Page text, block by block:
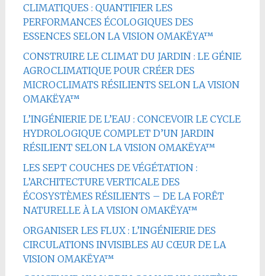
CLIMATIQUES : QUANTIFIER LES
PERFORMANCES ÉCOLOGIQUES DES
ESSENCES SELON LA VISION OMAKËYA™
CONSTRUIRE LE CLIMAT DU JARDIN : LE GÉNIE
AGROCLIMATIQUE POUR CRÉER DES
MICROCLIMATS RÉSILIENTS SELON LA VISION
OMAKËYA™
L’INGÉNIERIE DE L’EAU : CONCEVOIR LE CYCLE
HYDROLOGIQUE COMPLET D’UN JARDIN
RÉSILIENT SELON LA VISION OMAKËYA™
LES SEPT COUCHES DE VÉGÉTATION :
L’ARCHITECTURE VERTICALE DES
ÉCOSYSTÈMES RÉSILIENTS – DE LA FORÊT
NATURELLE À LA VISION OMAKËYA™
ORGANISER LES FLUX : L’INGÉNIERIE DES
CIRCULATIONS INVISIBLES AU CŒUR DE LA
VISION OMAKËYA™